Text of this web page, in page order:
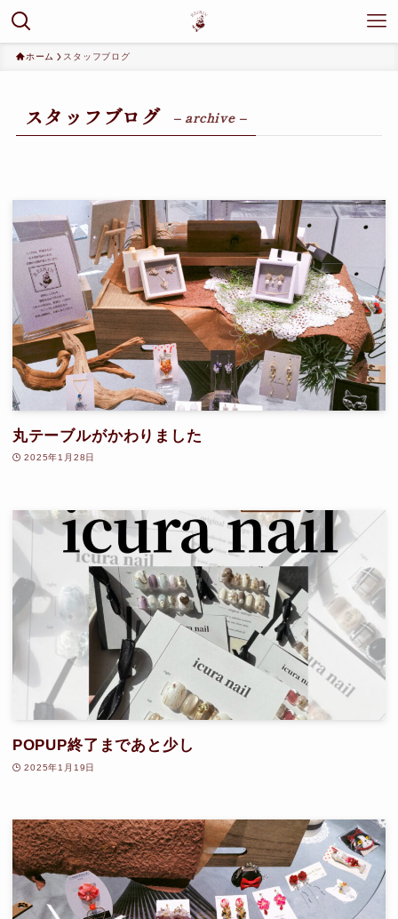
ホーム スタッフブログ
スタッフブログ – archive –
丸テーブルがかわりました
2025年1月28日
POPUP終了まであと少し
2025年1月19日